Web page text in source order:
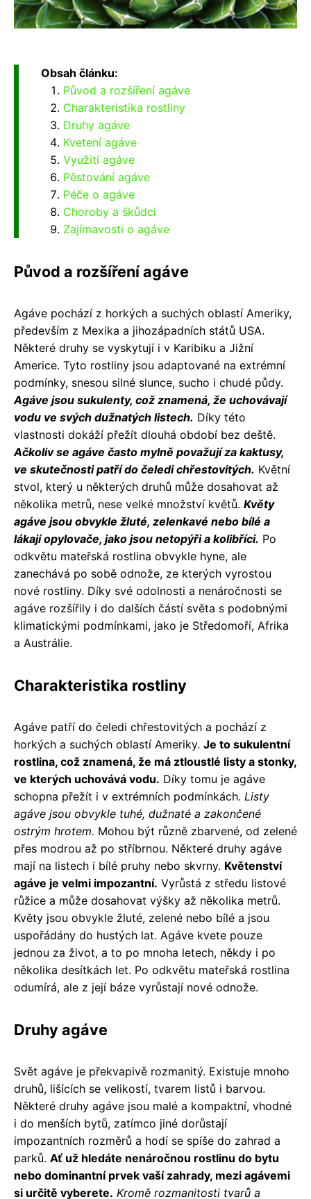
Obsah článku:
Původ a rozšíření agáve
Charakteristika rostliny
Druhy agáve
Kvetení agáve
Využití agáve
Pěstování agáve
Péče o agáve
Choroby a škůdci
Zajímavosti o agáve
Původ a rozšíření agáve
Agáve pochází z horkých a suchých oblastí Ameriky,
především z Mexika a jihozápadních států USA.
Některé druhy se vyskytují i v Karibiku a Jižní
Americe. Tyto rostliny jsou adaptované na extrémní
podmínky, snesou silné slunce, sucho i chudé půdy.
Agáve jsou sukulenty, což znamená, že uchovávají
vodu ve svých dužnatých listech. Díky této
vlastnosti dokáží přežít dlouhá období bez deště.
Ačkoliv se agáve často mylně považují za kaktusy,
ve skutečnosti patří do čeledi chřestovitých. Květní
stvol, který u některých druhů může dosahovat až
několika metrů, nese velké množství květů. Květy
agáve jsou obvykle žluté, zelenkavé nebo bílé a
lákají opylovače, jako jsou netopýři a kolibříci. Po
odkvětu mateřská rostlina obvykle hyne, ale
zanechává po sobě odnože, ze kterých vyrostou
nové rostliny. Díky své odolnosti a nenáročnosti se
agáve rozšířily i do dalších částí světa s podobnými
klimatickými podmínkami, jako je Středomoří, Afrika
a Austrálie.
Charakteristika rostliny
Agáve patří do čeledi chřestovitých a pochází z
horkých a suchých oblastí Ameriky. Je to sukulentní
rostlina, což znamená, že má ztloustlé listy a stonky,
ve kterých uchovává vodu. Díky tomu je agáve
schopna přežít i v extrémních podmínkách. Listy
agáve jsou obvykle tuhé, dužnaté a zakončené
ostrým hrotem. Mohou být různě zbarvené, od zelené
přes modrou až po stříbrnou. Některé druhy agáve
mají na listech i bílé pruhy nebo skvrny. Květenství
agáve je velmi impozantní. Vyrůstá z středu listové
růžice a může dosahovat výšky až několika metrů.
Květy jsou obvykle žluté, zelené nebo bílé a jsou
uspořádány do hustých lat. Agáve kvete pouze
jednou za život, a to po mnoha letech, někdy i po
několika desítkách let. Po odkvětu mateřská rostlina
odumírá, ale z její báze vyrůstají nové odnože.
Druhy agáve
Svět agáve je překvapivě rozmanitý. Existuje mnoho
druhů, lišících se velikostí, tvarem listů i barvou.
Některé druhy agáve jsou malé a kompaktní, vhodné
i do menších bytů, zatímco jiné dorůstají
impozantních rozměrů a hodí se spíše do zahrad a
parků. Ať už hledáte nenáročnou rostlinu do bytu
nebo dominantní prvek vaší zahrady, mezi agávemi
si určitě vyberete. Kromě rozmanitosti tvarů a